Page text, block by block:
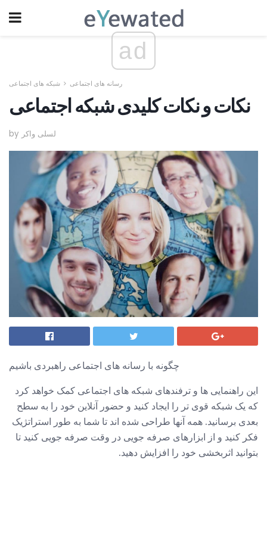
ad
رسانه های اجتماعی شبکه های اجتماعی
نکات و نکات کلیدی شبکه اجتماعی
by لسلی واکر
چگونه با رسانه های اجتماعی راهبردی باشیم
این راهنمایی ها و ترفندهای شبکه های اجتماعی کمک خواهد کرد
که یک شبکه قوی تر را ایجاد کنید و حضور آنلاین خود را به سطح
بعدی برسانید. همه آنها طراحی شده اند تا شما به طور استراتژیک
فکر کنید و از ابزارهای صرفه جویی در وقت صرفه جویی کنید تا
بتوانید اثربخشی خود را افزایش دهید.